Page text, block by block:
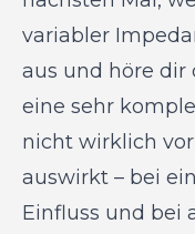
variabler
aus und höre dir
eine sehr
nicht wirklich
auswirkt – bei
Einfluss und bei